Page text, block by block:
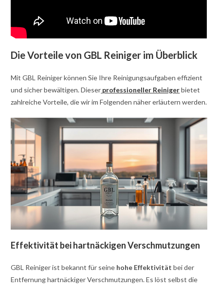
Die Vorteile von GBL Reiniger im Überblick
Mit GBL Reiniger können Sie Ihre Reinigungsaufgaben effizient
und sicher bewältigen. Dieser professioneller Reinigerbietet
zahlreiche Vorteile, die wir im Folgenden näher erläutern werden.
Effektivität bei hartnäckigen Verschmutzungen
GBL Reiniger ist bekannt für seine hohe Effektivität bei der
Entfernung hartnäckiger Verschmutzungen. Es löst selbst die